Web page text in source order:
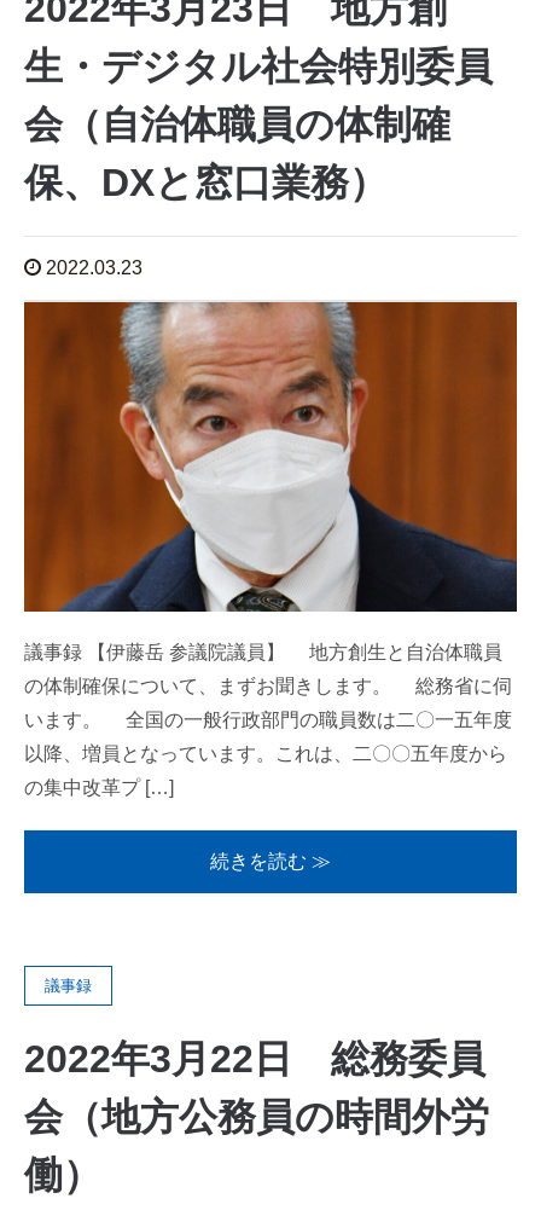
2022年3月23日 地方創
生・デジタル社会特別委員
会（自治体職員の体制確
保、DXと窓口業務）
2022.03.23
議事録 【伊藤岳 参議院議員】 地方創生と自治体職員
の体制確保について、まずお聞きします。 総務省に伺
います。 全国の一般行政部門の職員数は二〇一五年度
以降、増員となっています。これは、二〇〇五年度から
の集中改革プ […]
続きを読む ≫
議事録
2022年3月22日 総務委員
会（地方公務員の時間外労
働）